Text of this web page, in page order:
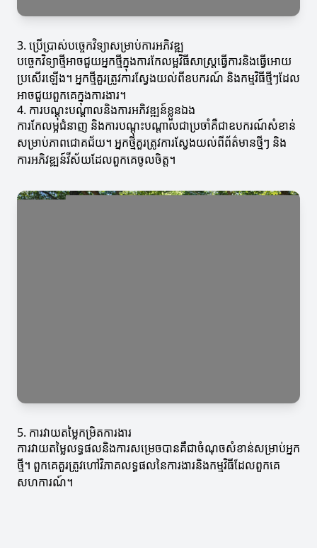
3. ប្រើប្រាស់បច្ចេកវិទ្យាសម្រាប់ការអភិវឌ្ឍ
បច្ចេកវិទ្យាថ្មីអាចជួយអ្នកថ្មីក្នុងការកែលម្អវិធីសាស្រ្តធ្វើការនិងធ្វើអោយ
ប្រសើរឡើង។ អ្នកថ្មីគួរត្រូវការស្វែងយល់ពីឧបករណ៍ និងកម្មវិធីថ្មីៗដែល
អាចជួយពួកគេក្នុងការងារ។
4. ការបណ្ដុះបណ្ដាលនិងការអភិវឌ្ឍន៍ខ្លួនឯង
ការកែលម្អជំនាញ និងការបណ្ដុះបណ្ដាលជាប្រចាំគឺជាឧបករណ៍សំខាន់
សម្រាប់ភាពជោគជ័យ។ អ្នកថ្មីគួរត្រូវការស្វែងយល់ពីព័ត៌មានថ្មីៗ និង
ការអភិវឌ្ឍន៍វីស័យដែលពួកគេចូលចិត្ត។
5. ការវាយតម្លៃកម្រិតការងារ
ការវាយតម្លៃលទ្ធផលនិងការសម្រេចបានគឺជាចំណុចសំខាន់សម្រាប់អ្នក
ថ្មី។ ពួកគេគួរត្រូវហៅវិភាគលទ្ធផលនៃការងារនិងកម្មវិធីដែលពួកគេ
សហការណ៍។